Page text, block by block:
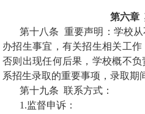
第六章
第十八条 重要声明：学校
办招生事宜，有关招生相关工作
否则出现任何后果，学校概不
系招生录取的重要事项，录取期
第十九条 联系方式：
1.监督申诉：